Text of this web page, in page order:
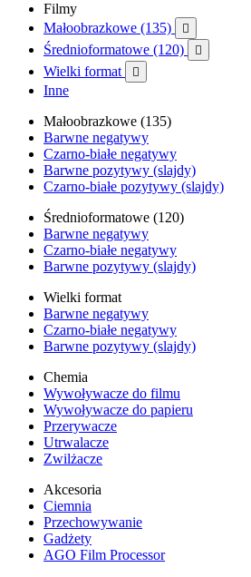
Filmy
Małoobrazkowe (135)

Średnioformatowe (120) 
Wielki format 
Inne
Małoobrazkowe (135)
Barwne negatywy
Czarno-białe negatywy
Barwne pozytywy (slajdy)
Czarno-białe pozytywy (slajdy)
Średnioformatowe (120)
Barwne negatywy
Czarno-białe negatywy
Barwne pozytywy (slajdy)
Wielki format
Barwne negatywy
Czarno-białe negatywy
Barwne pozytywy (slajdy)
Chemia
Wywoływacze do filmu
Wywoływacze do papieru
Przerywacze
Utrwalacze
Zwilżacze
Akcesoria
Ciemnia
Przechowywanie
Gadżety
AGO Film Processor